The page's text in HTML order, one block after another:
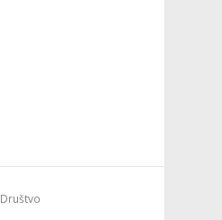
Društvo